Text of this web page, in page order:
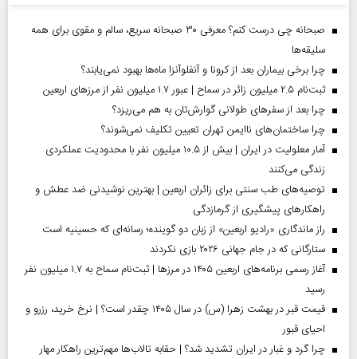
صبحانه چی درست کنم؟ معرفی ۳۰ صبحانه سریع، سالم و مقوی برای همه
سلیقه‌ها
چرا برخی بیماران بعد از کرونا و آنفلوآنزا ماه‌ها بهبود نمی‌یابند؟
ثبت‌نام ۲.۵ میلیون زائر در سماح | عبور ۱.۷ میلیون نفر از مرز‌های اربعین
چرا بعد از سفرهای طولانی گوارش‌تان به هم می‌ریزد؟
چرا ساختمان‌های ناایمن تهران تعیین تکلیف نمی‌شوند؟
آمار معلولیت در ایران | بیش از ۱۰.۵ میلیون نفر با محدودیت عملکردی
زندگی می‌کنند
توصیه‌های طب سنتی برای زائران اربعین | بهترین نوشیدنی ضد عطش و
راهکارهای پیشگیری از گرمازدگی
راز ماندگاری «رادیو اربعین» از زبان دو گوینده؛ رسانه‌ای که حسینیه است
ستارگانی که در جام جهانی ۲۰۲۶ بازی نکردند
آغاز رسمی برنامه‌های اربعین ۱۴۰۵ در مرز‌ها | ثبت‌نام سماح به ۱.۷ میلیون نفر
رسید
قیمت قبر در بهشت زهرا (س) در سال ۱۴۰۵ چقدر است؟ | نرخ خرید، رزرو و
احیای قبور
چرا گرد و غبار در ایران تشدید شد؟ | حقابه تالاب‌ها مهم‌ترین راهکار مهار